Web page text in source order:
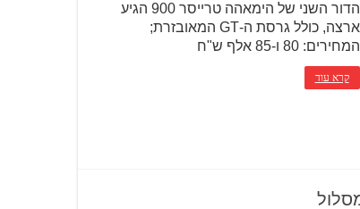
הדור השני של הימאהה טרייסר 900 הגיע
ארצה, כולל גרסת ה-GT המאובזרת;
המחירים: 80 ו-85 אלף ש"ח
קרא עוד